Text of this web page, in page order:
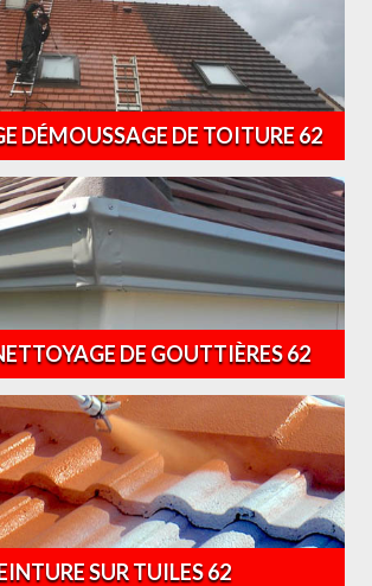
DÉMOUSSAGE DE TOITURE 62
DE GOUTTIÈRES 62
SUR TUILES 62